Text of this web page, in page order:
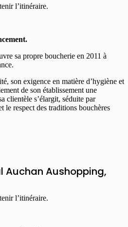
l’itinéraire.
sa propre boucherie en 2011 à
son exigence en matière d’hygiène et
de son établissement une
clientèle s’élargit, séduite par
le respect des traditions bouchères
Auchan Aushopping,
l’itinéraire.